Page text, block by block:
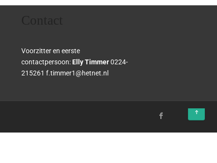
Voorzitter en eerste
contactpersoon: Elly Timmer0224-
215261 f.timmer1@hetnet.nl
↑